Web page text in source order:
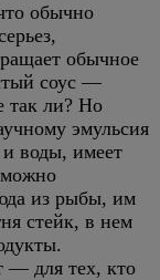
обычно
обычное
соус —
так ли? Но
эмульсия
воды, имеет
из рыбы, им
стейк, в нем
— для тех, кто